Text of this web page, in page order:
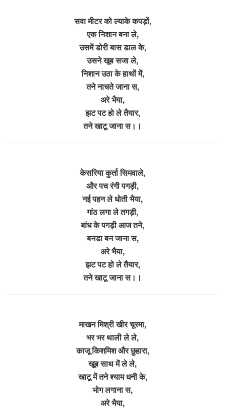
सवा मीटर को ल्याके कपड़ों,
एक निशान बना ले,
उसमें डोरी बास डाल के,
उसने खूब सजा ले,
निशान उठा के हाथों में,
तने नाचते जाना स,
अरे भैया,
झट पट हो ले तैयार,
तने खाटू जाना स।।
केसरिया कुर्ता सिमवाले,
और पच रंगी पगड़ी,
नई पहन ले धोती भैया,
गांठ लगा ले तगड़ी,
बांध के पगड़ी आज तने,
बनडा बन जाना स,
अरे भैया,
झट पट हो ले तैयार,
तने खाटू जाना स।।
माखन मिश्री खीर चूरमा,
भर भर थाली ले ले,
काजू किशमिश और छुहारा,
खूब साथ में ले ले,
खाटू में तने श्याम धनी के,
भोग लगाना स,
अरे भैया,